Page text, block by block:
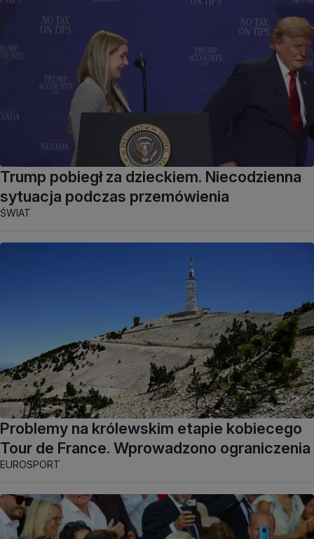
Trump pobiegł za dzieckiem. Niecodzienna
sytuacja podczas przemówienia
ŚWIAT
Problemy na królewskim etapie kobiecego
Tour de France. Wprowadzono ograniczenia
EUROSPORT